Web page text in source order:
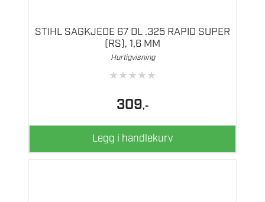
STIHL SAGKJEDE 67 DL .325 RAPID SUPER
(RS), 1,6 MM
Hurtigvisning
★★★★★
309,-
Legg i handlekurv